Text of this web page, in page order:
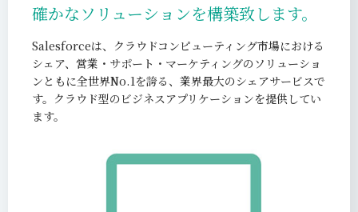
確かなソリューションを構築致します。
Salesforceは、クラウドコンピューティング市場における
シェア、営業・サポート・マーケティングのソリューショ
ンともに全世界No.1を誇る、業界最大のシェアサービスで
す。クラウド型のビジネスアプリケーションを提供してい
ます。